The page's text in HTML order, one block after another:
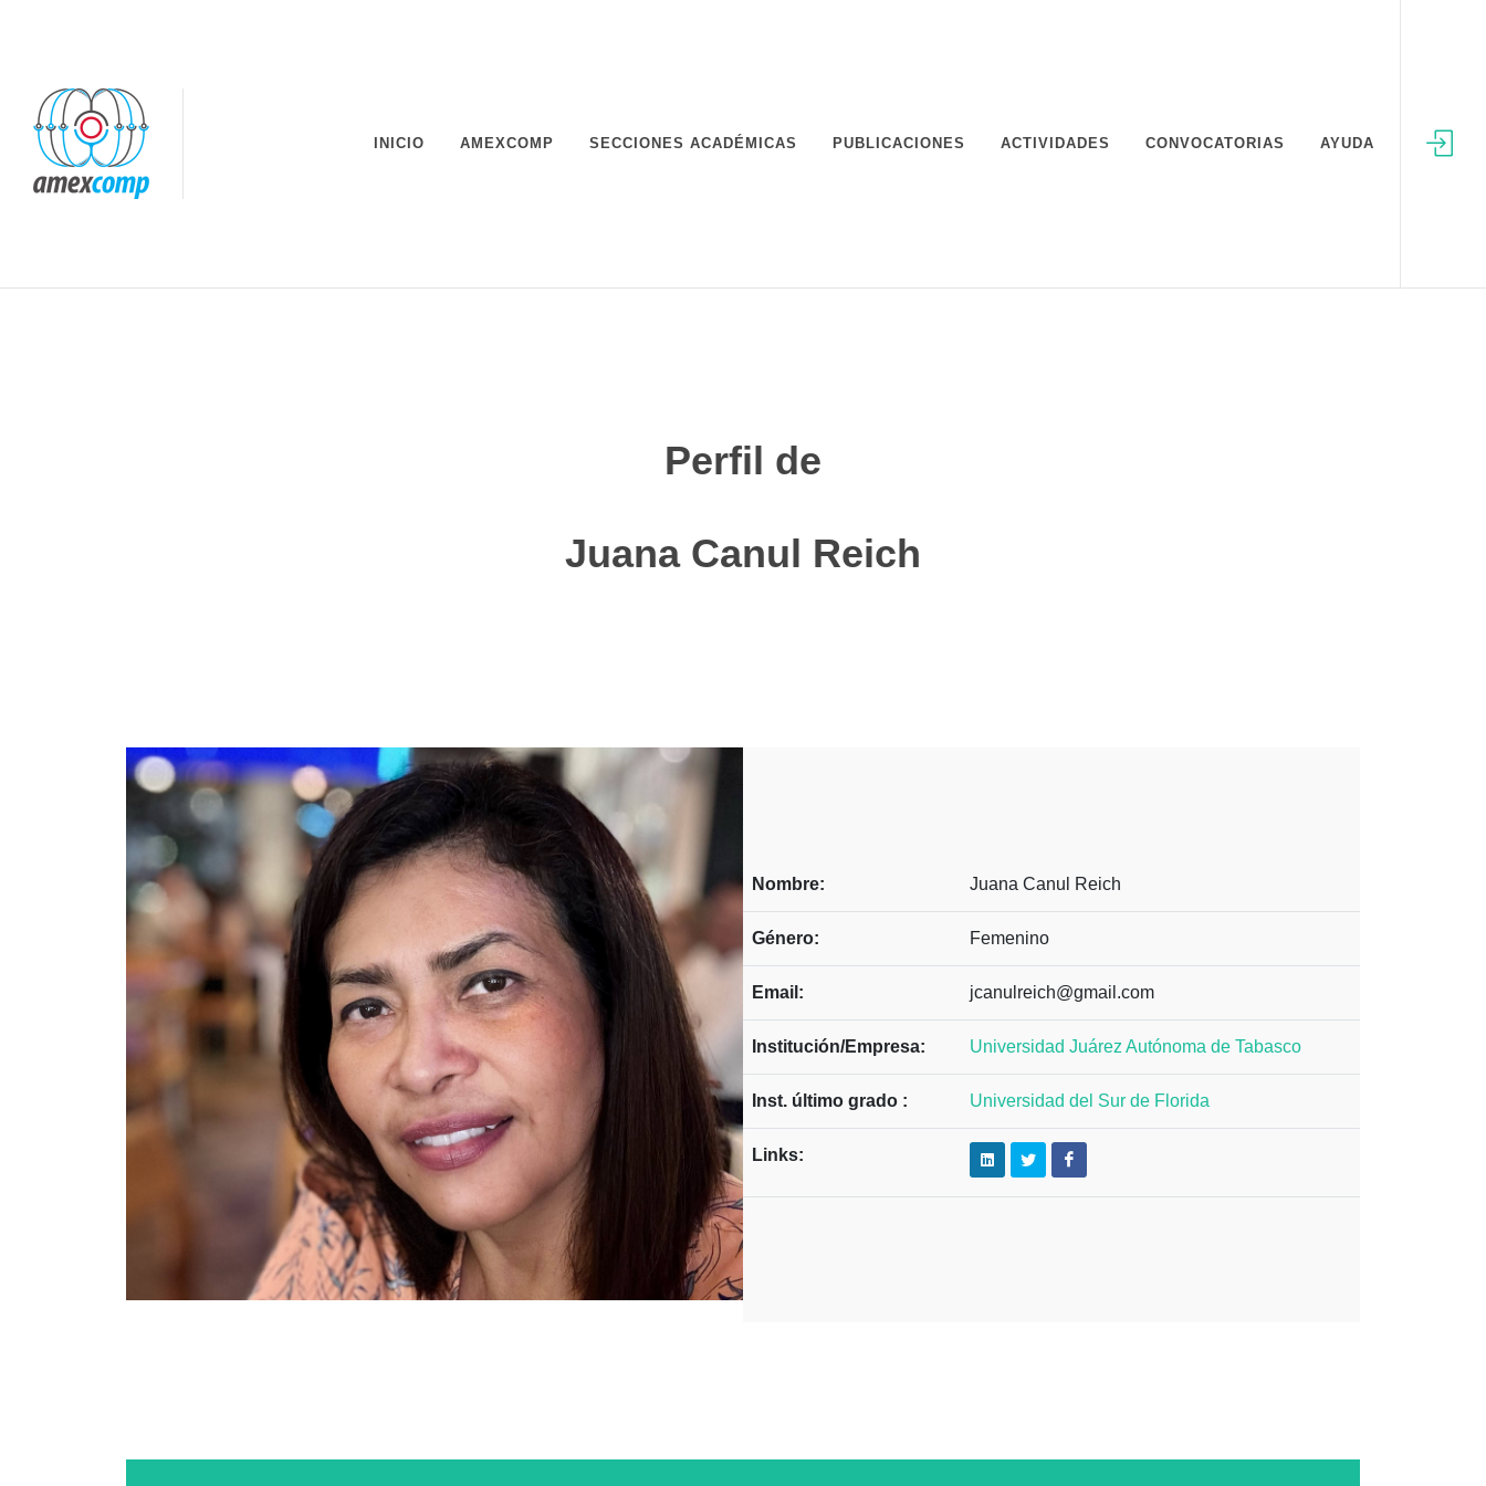
INICIO AMEXCOMP SECCIONES ACADÉMICAS PUBLICACIONES ACTIVIDADES CONVOCATORIAS AYUDA
Perfil de
Juana Canul Reich
Nombre: Juana Canul Reich
Género: Femenino
Email: jcanulreich@gmail.com
Institución/Empresa: Universidad Juárez Autónoma de Tabasco
Inst. último grado : Universidad del Sur de Florida
Links: